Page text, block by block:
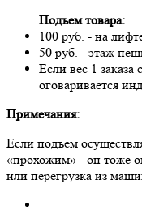
Подъем товара:
100 руб. - на
50 руб. - этаж
Если вес 1
оговаривается
Примечания:
Если подъем
«прохожим» - он тоже
или перегрузка из